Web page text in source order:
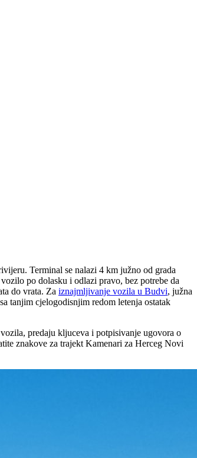
Terminal se nalazi 4 km južno od grada
po dolasku i odlazi pravo, bez potrebe da
do vrata. Za iznajmljivanje vozila u Budvi, južna
tanjim cjelogodisnjim redom letenja ostatak
predaju kljuceva i potpisivanje ugovora o
znakove za trajekt Kamenari za Herceg Novi